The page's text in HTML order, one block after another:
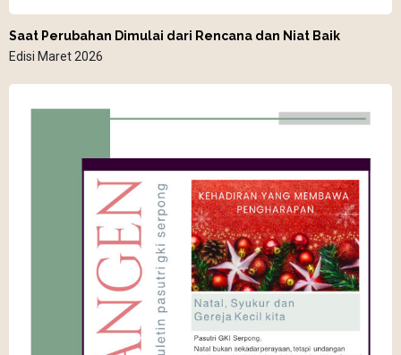
Saat Perubahan Dimulai dari Rencana dan Niat Baik
Edisi Maret 2026